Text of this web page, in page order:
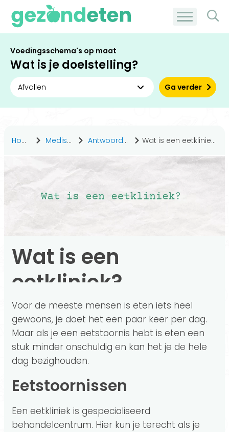
Voedingsschema's op maat
Wat is je doelstelling?
Ga verder
Home Medisch Antwoorden Wat is een eetkliniek?
Wat is een
eetkliniek?
Voor de meeste mensen is eten iets heel
gewoons, je doet het een paar keer per dag.
Maar als je een eetstoornis hebt is eten een
stuk minder onschuldig en kan het je de hele
dag bezighouden.
Eetstoornissen
Een eetkliniek is gespecialiseerd
behandelcentrum. Hier kun je terecht als je